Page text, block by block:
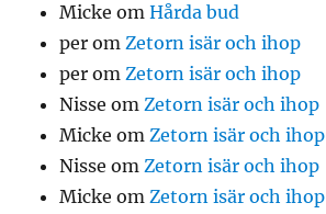
Micke omHårda bud
per omZetorn isär och ihop
per omZetorn isär och ihop
Nisse omZetorn isär och ihop
Micke omZetorn isär och ihop
Nisse omZetorn isär och ihop
Micke omZetorn isär och ihop